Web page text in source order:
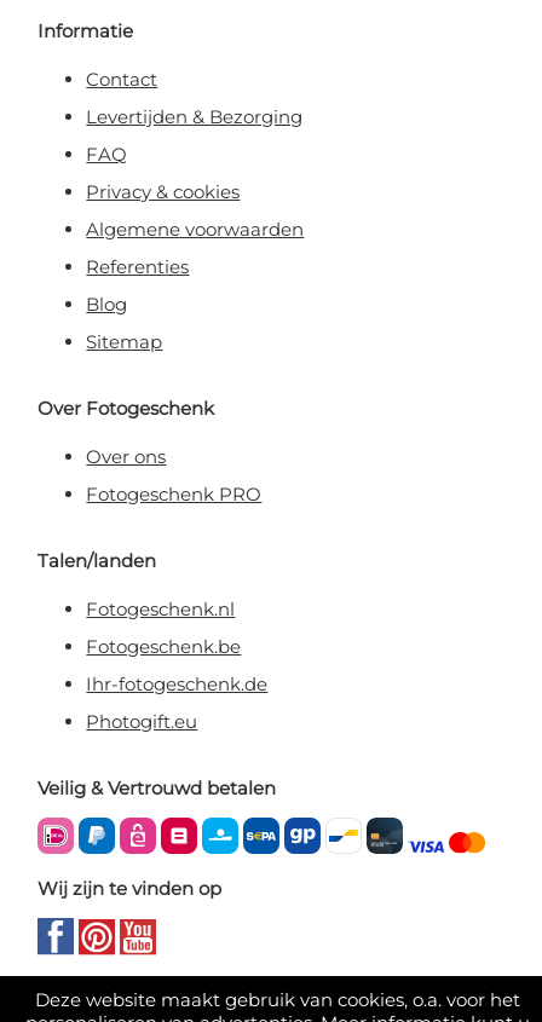
Deze website maakt gebruik van cookies, o.a. voor het
Informatie
Contact
Levertijden & Bezorging
FAQ
Privacy & cookies
Algemene voorwaarden
Referenties
Blog
Sitemap
Over Fotogeschenk
Over ons
Fotogeschenk PRO
Talen/landen
Fotogeschenk.nl
Fotogeschenk.be
Ihr-fotogeschenk.de
Photogift.eu
Veilig & Vertrouwd betalen
Wij zijn te vinden op